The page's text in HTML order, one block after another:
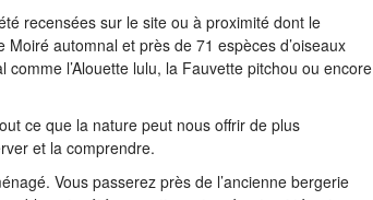
recensées sur le site ou à proximité dont le
automnal et près de 71 espèces d’oiseaux
l’Alouette lulu, la Fauvette pitchou ou encore
ce que la nature peut nous offrir de plus
et la comprendre.
Vous passerez près de l’ancienne bergerie